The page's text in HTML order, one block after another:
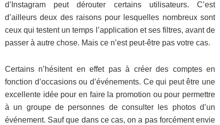
d’Instagram peut dérouter certains utilisateurs. C’est
d’ailleurs deux des raisons pour lesquelles nombreux sont
ceux qui testent un temps l’application et ses filtres, avant de
passer à autre chose. Mais ce n’est peut-être pas votre cas.
Certains n’hésitent en effet pas à créer des comptes en
fonction d’occasions ou d’événements. Ce qui peut être une
excellente idée pour en faire la promotion ou pour permettre
à un groupe de personnes de consulter les photos d’un
événement. Sauf que dans ce cas, on a pas forcément envie